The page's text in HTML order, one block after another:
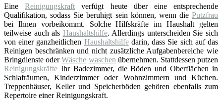
EineReinigungskraft verfügt heute über eine entsprechende
Qualifikation, sodass Sie beruhigt sein können, wenn die Putzfrau
bei Ihnen vorbeikommt. Solche Hilfskräfte im Haushalt gelten
teilweise auch als Haushaltshilfe. Allerdings unterscheiden Sie sich
von einer ganzheitlichen Haushaltshilfedarin, dass Sie sich auf das
Reinigen beschränken und nicht zusätzliche Aufgabenbereiche wie
Bringdienste oderWäsche waschen übernehmen. Stattdessen putzen
Reinigungskräfte Ihr Badezimmer, die Böden und Oberflächen in
Schlafräumen, Kinderzimmer oder Wohnzimmern und Küchen.
Treppenhäuser, Keller und Speicherböden gehören ebenfalls zum
Repertoire einer Reinigungskraft.